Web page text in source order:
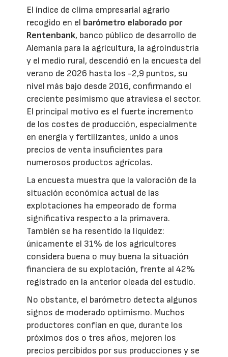
El índice de clima empresarial agrario
recogido en el barómetro elaborado por
Rentenbank, banco público de desarrollo de
Alemania para la agricultura, la agroindustria
y el medio rural, descendió en la encuesta del
verano de 2026 hasta los -2,9 puntos, su
nivel más bajo desde 2016, confirmando el
creciente pesimismo que atraviesa el sector.
El principal motivo es el fuerte incremento
de los costes de producción, especialmente
en energía y fertilizantes, unido a unos
precios de venta insuficientes para
numerosos productos agrícolas.
La encuesta muestra que la valoración de la
situación económica actual de las
explotaciones ha empeorado de forma
significativa respecto a la primavera.
También se ha resentido la liquidez:
únicamente el 31% de los agricultores
considera buena o muy buena la situación
financiera de su explotación, frente al 42%
registrado en la anterior oleada del estudio.
No obstante, el barómetro detecta algunos
signos de moderado optimismo. Muchos
productores confían en que, durante los
próximos dos o tres años, mejoren los
precios percibidos por sus producciones y se